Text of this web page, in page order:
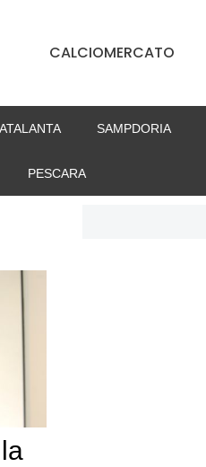
CALCIOMERCATO
SAMPDORIA
PESCARA